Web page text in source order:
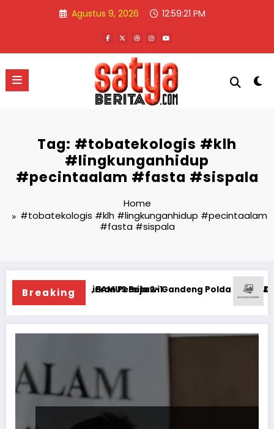
Agustus 9, 2026 12:59:22 PM
Tag: #tobatekologis #klh
#lingkunganhidup
#pecintaalam #fasta #sispala
Home
#tobatekologis #klh #lingkunganhidup #pecintaalam
#fasta #sispala
BreakingPersija 2-1
81 RI, BAMUS Betawi Gandeng Polda Metro Jaya Jaga
Diduga Dianiaya